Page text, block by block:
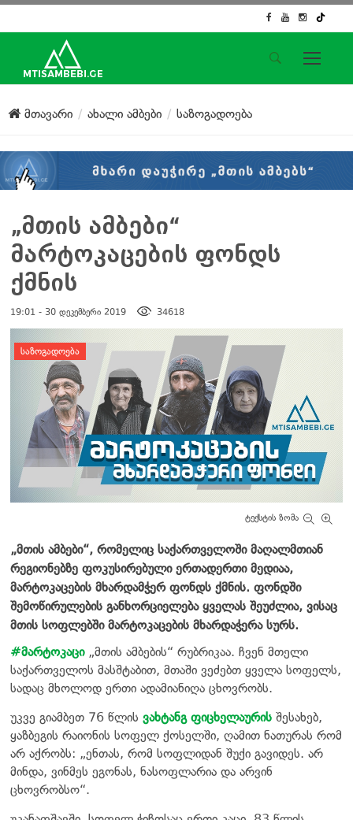
საიტის მენიუ
მთავარი
ქართული საქმე
კონტაქტი
სოციალური ქსელები
მთავარი ახალი ამბები საზოგადოება
„მთის ამბები“
მარტოკაცების ფონდს
ქმნის
19:01 - 30 დეკემბერი 2019 34618
დატოვე კომენტარი
ᲡᲐᲖᲝᲒᲐᲓᲝᲔᲑᲐ
ტექსტის ზომა
„მთის ამბები“, რომელიც საქართველოში მაღალმთიან
რეგიონებზე ფოკუსირებული ერთადერთი მედიაა,
მარტოკაცების მხარდამჭერ ფონდს ქმნის. ფონდში
შემოწირულების განხორციელება ყველას შეუძლია, ვისაც
მთის სოფლებში მარტოკაცების მხარდაჭერა სურს.
#მარტოკაცი„მთის ამბების“ რუბრიკაა. ჩვენ მთელი
საქართველოს მასშტაბით, მთაში ვეძებთ ყველა სოფელს,
სადაც მხოლოდ ერთი ადამიანიღა ცხოვრობს.
უკვე გიამბეთ 76 წლის ვახტანგ ფიცხელაურის შესახებ,
ყაზბეგის რაიონის სოფელ ქოსელში, ღამით ნათურას რომ
არ აქრობს: „ენთას, რომ სოფლიდან შუქი გავიდეს. არ
მინდა, ვინმეს ეგონას, ნასოფლარია და არვინ
ცხოვრობსო“.